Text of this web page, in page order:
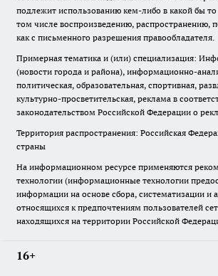
подлежит использованию кем-либо в какой бы
том числе воспроизведению, распространению,
как с письменного разрешения правообладателя.
Примерная тематика и (или) специализация:
(новости города и района), информационно-
политическая, образовательная, спортивная,
культурно-просветительская, реклама в
законодательством Российской Федерации о
Территория распространения: Российская
страны
На информационном ресурсе применяются
технологии (информационные технологии
информации на основе сбора, систематизации и
относящихся к предпочтениям пользователей
находящихся на территории Российской
16+